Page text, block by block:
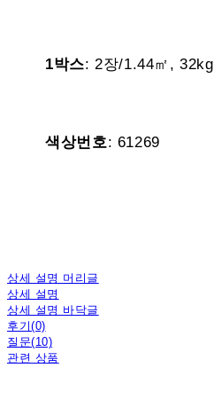
1박스: 2장/1.44㎡, 32kg
색상번호: 61269
상세 설명 머리글
상세 설명
상세 설명 바닥글
후기(0)
질문(10)
관련 상품